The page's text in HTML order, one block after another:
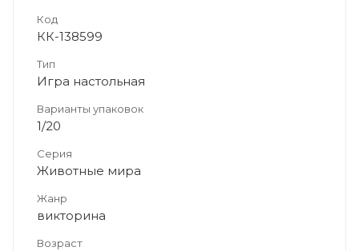
Код
КК-138599
Тип
Игра настольная
Варианты упаковок
1/20
Серия
Животные мира
Жанр
викторина
Возраст